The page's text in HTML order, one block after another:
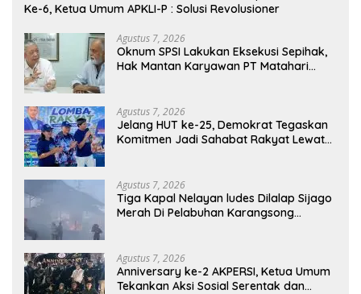
Ke-6, Ketua Umum APKLI-P : Solusi Revolusioner
Agustus 7, 2026
Oknum SPSI Lakukan Eksekusi Sepihak,
Hak Mantan Karyawan PT Matahari
Agustus 7, 2026
Jelang HUT ke-25, Demokrat Tegaskan
Komitmen Jadi Sahabat Rakyat Lewat
Agustus 7, 2026
Tiga Kapal Nelayan ludes Dilalap Sijago
Merah Di Pelabuhan Karangsong
Agustus 7, 2026
Anniversary ke-2 AKPERSI, Ketua Umum
Tekankan Aksi Sosial Serentak dan